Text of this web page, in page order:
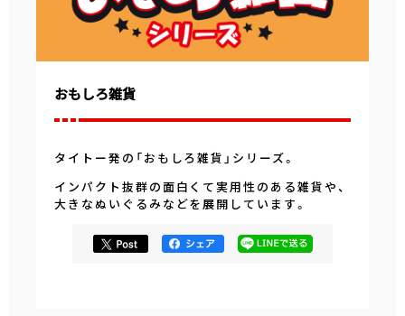
おもしろ雑貨
タイトー発の「おもしろ雑貨」シリーズ。
インパクト抜群の面白くて実用性のある雑貨や、
大きなぬいぐるみなどを展開しています。